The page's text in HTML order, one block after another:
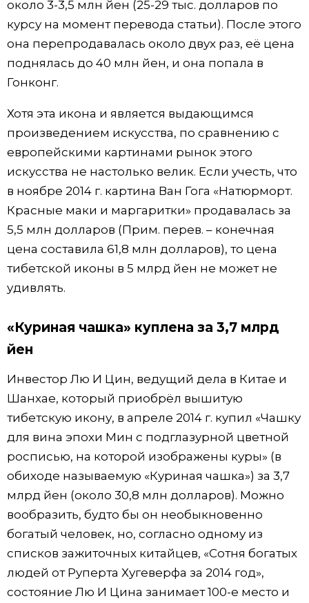
около 3-3,5 млн йен (25-29 тыс. долларов по
курсу на момент перевода статьи). После этого
она перепродавалась около двух раз, её цена
поднялась до 40 млн йен, и она попала в
Гонконг.
Хотя эта икона и является выдающимся
произведением искусства, по сравнению с
европейскими картинами рынок этого
искусства не настолько велик. Если учесть, что
в ноябре 2014 г. картина Ван Гога «Натюрморт.
Красные маки и маргаритки» продавалась за
5,5 млн долларов (Прим. перев. – конечная
цена составила 61,8 млн долларов), то цена
тибетской иконы в 5 млрд йен не может не
удивлять.
«Куриная чашка» куплена за 3,7 млрд
йен
Инвестор Лю И Цин, ведущий дела в Китае и
Шанхае, который приобрёл вышитую
тибетскую икону, в апреле 2014 г. купил «Чашку
для вина эпохи Мин с подглазурной цветной
росписью, на которой изображены куры» (в
обиходе называемую «Куриная чашка») за 3,7
млрд йен (около 30,8 млн долларов). Можно
вообразить, будто бы он необыкновенно
богатый человек, но, согласно одному из
списков зажиточных китайцев, «Сотня богатых
людей от Руперта Хугеверфа за 2014 год»,
состояние Лю И Цина занимает 100-е место и